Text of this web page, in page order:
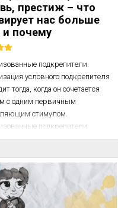
катастрофично:
престиж – что
нас больше
и почему
подкрепители.
условного подкрепителя
тогда, когда он сочетается
с одним первичным
стимулом.
подкрепители
поскольку состояние
будет важным. Оперантная
только одним
наблюдается лишь в
состоянии